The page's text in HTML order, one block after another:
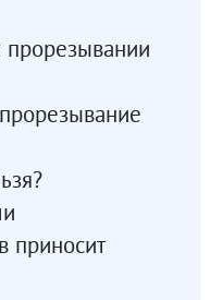
прорезывании
приносит